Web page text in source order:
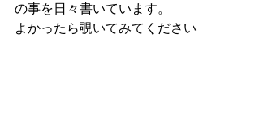
の事を日々書いています。
よかったら覗いてみてください